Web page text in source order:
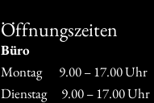
Öffnungszeiten
Büro
Montag 9.00 – 17.00 Uhr
Dienstag 9.00 – 17.00 Uhr